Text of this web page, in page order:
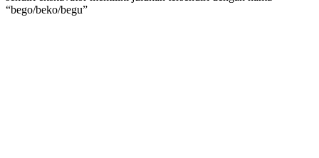
“bego/beko/begu”